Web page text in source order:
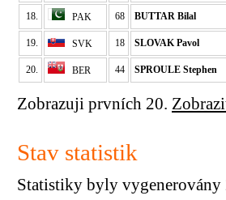
18. PAK 68 BUTTAR Bilal
19. SVK 18 SLOVAK Pavol
20. BER 44 SPROULE Stephen
Zobrazuji prvních 20.
Stav statistik
Statistiky byly vygenerovány